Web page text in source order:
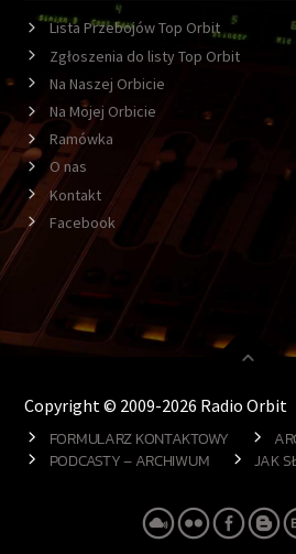
Lista Przebojów Top Orbit
Zgłoszenia do listy Top Orbit
Na Naszej Orbicie
Na Mojej Orbicie
Ramówka
O nas
Kontakt
Facebook
Copyright © 2009-2026 Radio Orbit
FORMULARZ KONTAKTOWY
PODCASTY – ARCHIWUM
JAK